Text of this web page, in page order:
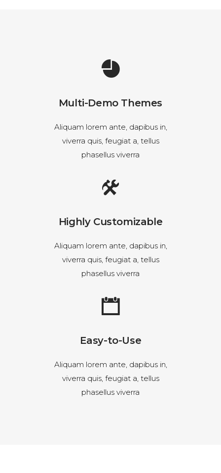
Multi-Demo Themes
Aliquam lorem ante, dapibus in,
viverra quis, feugiat a, tellus
phasellus viverra
Highly Customizable
Aliquam lorem ante, dapibus in,
viverra quis, feugiat a, tellus
phasellus viverra
Easy-to-Use
Aliquam lorem ante, dapibus in,
viverra quis, feugiat a, tellus
phasellus viverra